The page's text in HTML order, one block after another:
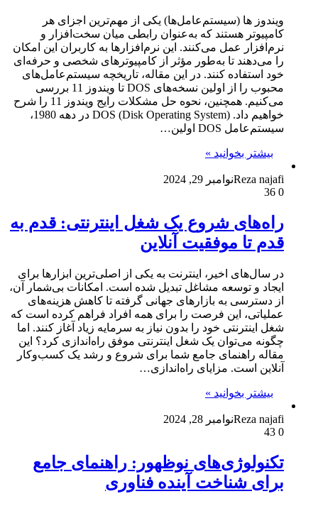
ویندوز ها (سیستم‌عامل‌ها) یکی از مهم‌ترین اجزای هر
کامپیوتر هستند که به‌عنوان رابطی میان سخت‌افزار و
نرم‌افزار عمل می‌کنند. این نرم‌افزارها به کاربران این امکان
را می‌دهند تا به‌طور مؤثر از کامپیوترهای شخصی و حرفه‌ای
خود استفاده کنند. در این مقاله، تاریخچه سیستم‌عامل‌های
محبوب را از اولین نسخه‌های DOS تا ویندوز 11 بررسی
می‌کنیم. همچنین، نحوه حل مشکلات رایج ویندوز 11 را شرح
خواهیم داد. DOS (Disk Operating System) در دهه 1980،
سیستم‌عامل DOS اولین…
بیشتر بخوانید »
Reza najafiنوامبر 29, 2024
0
راه‌های شروع یک شغل اینترنتی: قدم به
قدم تا موفقیت آنلاین
در سال‌های اخیر، اینترنت به یکی از اصلی‌ترین ابزارها برای
ایجاد و توسعه مشاغل تبدیل شده است. امکانات بی‌شمار آن،
از دسترسی به بازارهای جهانی گرفته تا کاهش هزینه‌های
عملیاتی، این فرصت را برای همه افراد فراهم کرده است که
شغل اینترنتی خود را بدون نیاز به سرمایه زیاد آغاز کنند. اما
چگونه می‌توان یک شغل اینترنتی موفق راه‌اندازی کرد؟ این
مقاله راهنمای جامع شما برای شروع و رشد یک کسب‌وکار
آنلاین است. مزایای راه‌اندازی…
بیشتر بخوانید »
Reza najafiنوامبر 28, 2024
0
تکنولوژی‌های نوظهور: راهنمای جامع
برای شناخت آینده فناوری